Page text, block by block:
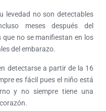
levedad no son detectables
meses después del
no se manifiestan en los
del embarazo.
detectarse a partir de la 16
es fácil pues el niño está
y no siempre tiene una